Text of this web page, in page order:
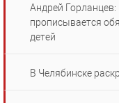
Андрей
прописывается
детей
В Челябинске